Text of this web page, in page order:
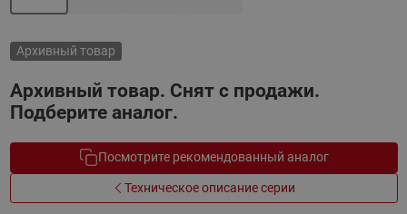
Архивный товар
Архивный товар. Снят с продажи.
Подберите аналог.
Посмотрите рекомендованный аналог
Техническое описание серии